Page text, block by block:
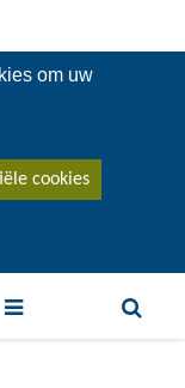
om uw
cookies